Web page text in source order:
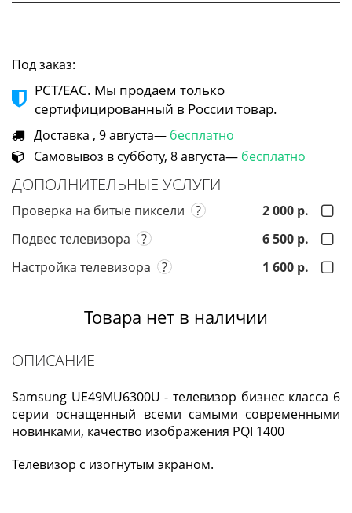
Под заказ:
РСТ/ЕАС. Мы продаем только
сертифицированный в России товар.
Доставка , 9 августа— бесплатно
Самовывоз в субботу, 8 августа— бесплатно
ДОПОЛНИТЕЛЬНЫЕ УСЛУГИ
Проверка на битые пиксели ?
2 000 р.
Подвес телевизора
?
6 500 р.
Настройка телевизора
? 1 600 р.
Товара нет в наличии
ОПИСАНИЕ
Samsung UE49MU6300U - телевизор бизнес класса 6
серии оснащенный всеми самыми современными
новинками, качество изображения PQI 1400
Телевизор с изогнутым экраном.